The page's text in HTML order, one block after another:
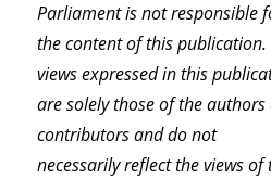
Parliament is not responsible
the content of this publication.
views expressed in this
are solely those of the
contributors and do not
necessarily reflect the views of